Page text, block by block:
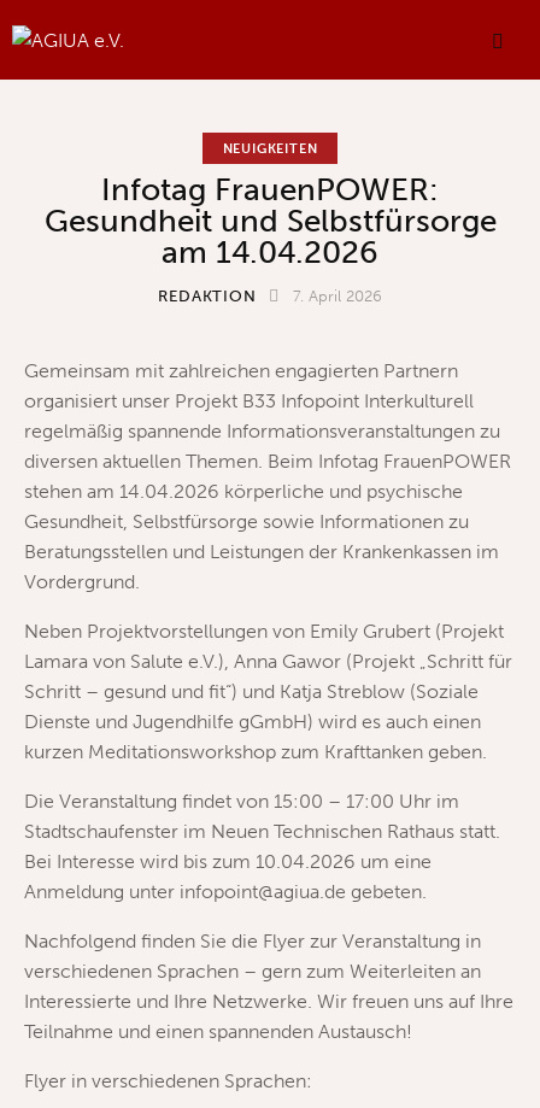
NEUIGKEITEN
Infotag FrauenPOWER:
Gesundheit und Selbstfürsorge
am 14.04.2026
REDAKTION 7. April 2026
Gemeinsam mit zahlreichen engagierten Partnern
organisiert unser Projekt B33 Infopoint Interkulturell
regelmäßig spannende Informationsveranstaltungen zu
diversen aktuellen Themen. Beim Infotag FrauenPOWER
stehen am 14.04.2026 körperliche und psychische
Gesundheit, Selbstfürsorge sowie Informationen zu
Beratungsstellen und Leistungen der Krankenkassen im
Vordergrund.
Neben Projektvorstellungen von Emily Grubert (Projekt
Lamara von Salute e.V.), Anna Gawor (Projekt „Schritt für
Schritt – gesund und fit“) und Katja Streblow (Soziale
Dienste und Jugendhilfe gGmbH) wird es auch einen
kurzen Meditationsworkshop zum Krafttanken geben.
Die Veranstaltung findet von 15:00 – 17:00 Uhr im
Stadtschaufenster im Neuen Technischen Rathaus statt.
Bei Interesse wird bis zum 10.04.2026 um eine
Anmeldung unter infopoint@agiua.de gebeten.
Nachfolgend finden Sie die Flyer zur Veranstaltung in
verschiedenen Sprachen – gern zum Weiterleiten an
Interessierte und Ihre Netzwerke. Wir freuen uns auf Ihre
Teilnahme und einen spannenden Austausch!
Flyer in verschiedenen Sprachen: